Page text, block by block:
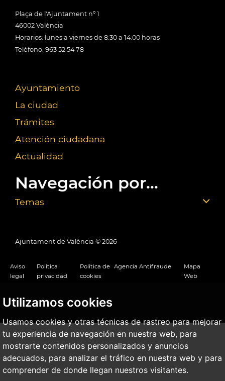
Utilizamos cookies
Usamos cookies y otras técnicas de rastreo para mejorar
tu experiencia de navegación en nuestra web, para
mostrarte contenidos personalizados y anuncios
adecuados, para analizar el tráfico en nuestra web y para
comprender de donde llegan nuestros visitantes.
Plaça de l'Ajuntament nº 1
46002 València
Horarios: lunes a viernes de 8:30 a 14:00 horas
Teléfono: 963 52 54 78
Ayuntamiento
La ciudad
Trámites
Atención ciudadana
Actualidad
Navegación por...
Temas
Ajuntament de València © 2026
Aviso
legal
Política
privacidad
Política de
cookies
Agencia Antifraude
Mapa
Web